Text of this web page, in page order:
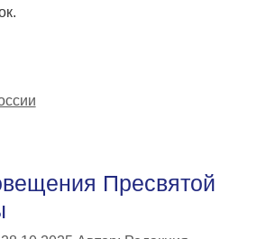
Пресвятой